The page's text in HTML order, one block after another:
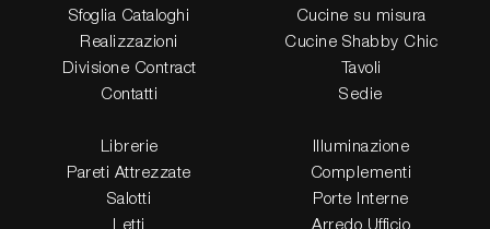
Sfoglia Cataloghi
Realizzazioni
Divisione Contract
Contatti
Cucine su misura
Cucine Shabby Chic
Tavoli
Sedie
Librerie
Pareti Attrezzate
Salotti
Illuminazione
Complementi
Porte Interne